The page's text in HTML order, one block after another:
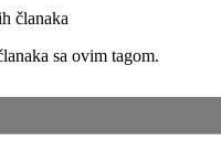
članaka
sa ovim tagom.